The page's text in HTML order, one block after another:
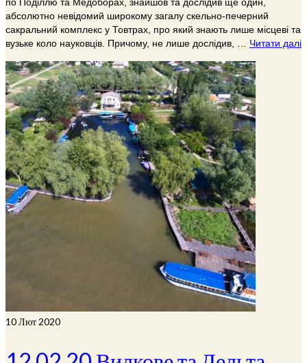
абсолютно невідомий широкому загалу скельно-печерний
сакральний комплекс у Товтрах, про який знають лише місцеві та
вузьке коло науковців. Причому, не лише дослідив, … Читати далі
10Лют 2020